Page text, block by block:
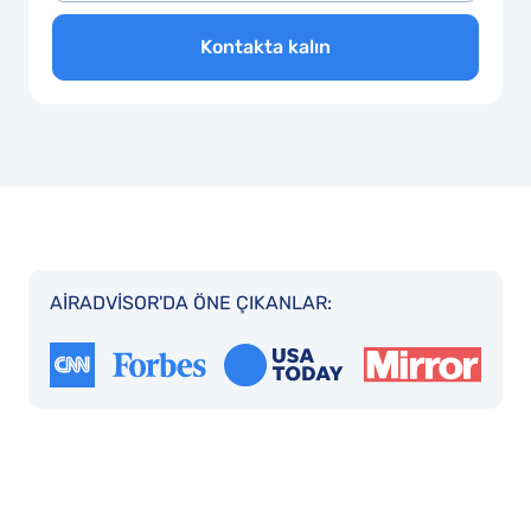
Kontakta kalın
AIRADVISOR'DA ÖNE ÇIKANLAR: